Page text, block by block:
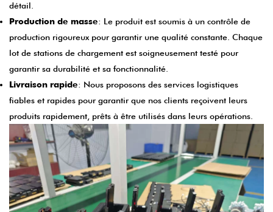
détail.
Production de masse: Le produit est soumis à un contrôle de
production rigoureux pour garantir une qualité constante. Chaque
lot de stations de chargement est soigneusement testé pour
garantir sa durabilité et sa fonctionnalité.
Livraison rapide: Nous proposons des services logistiques
fiables et rapides pour garantir que nos clients reçoivent leurs
produits rapidement, prêts à être utilisés dans leurs opérations.